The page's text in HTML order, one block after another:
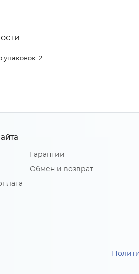
упаковок: 2
Гарантии
Обмен и возврат